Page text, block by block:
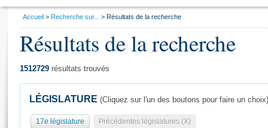
Général
Vous
Accueil Recherche sur... Résultats de la recherche
Résultats de la recherche
1512729 résultats trouvés
LÉGISLATURE (Cliquez sur l'un des boutons pour faire un choix)
17e législature Précédentes législatures (X)